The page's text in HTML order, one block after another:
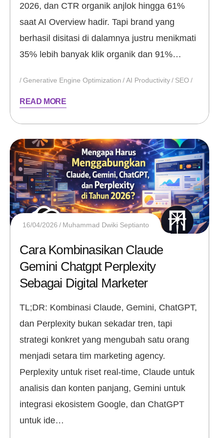
2026, dan CTR organik anjlok hingga 61%
saat AI Overview hadir. Tapi brand yang
berhasil disitasi di dalamnya justru menikmati
35% lebih banyak klik organik dan 91%…
Generative Engine Optimization AI Productivity SEO
READ MORE
16/04/2026 Muhammad Dwiki Septianto
Cara Kombinasikan Claude
Gemini Chatgpt Perplexity
Sebagai Digital Marketer
TL;DR: Kombinasi Claude, Gemini, ChatGPT,
dan Perplexity bukan sekadar tren, tapi
strategi konkret yang mengubah satu orang
menjadi setara tim marketing agency.
Perplexity untuk riset real-time, Claude untuk
analisis dan konten panjang, Gemini untuk
integrasi ekosistem Google, dan ChatGPT
untuk ide…